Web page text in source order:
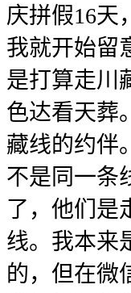
庆拼假16天
我就开始留
是打算走川
色达看天葬
藏线的约伴
不是同一条
了，他们是
线。我本来
的，但在微